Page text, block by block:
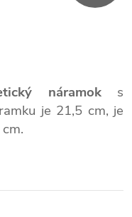
náramoks
je 21,5 cm, je